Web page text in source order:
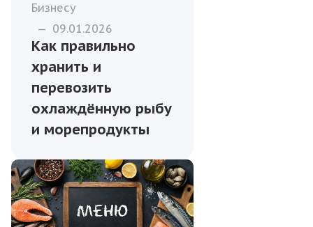
Бизнесу
— 09.01.2026
Как правильно
хранить и
перевозить
охлаждённую рыбу
и морепродукты